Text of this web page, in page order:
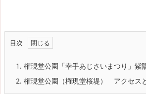
目次
1. 権現堂公園「幸手あじさいまつり」紫
2. 権現堂公園（権現堂桜堤） アクセス